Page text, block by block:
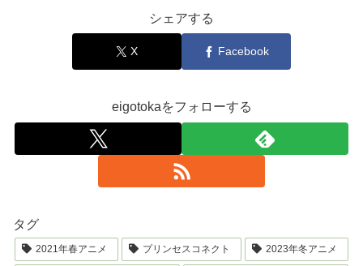
シェアする
X Facebook
eigotokaをフォローする
タグ
2021年春アニメ プリンセスコネクト 2023年冬アニメ